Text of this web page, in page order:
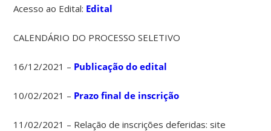
Acesso ao Edital: Edital
CALENDÁRIO DO PROCESSO SELETIVO
16/12/2021 – Publicação do edital
10/02/2021 – Prazo final de inscrição
11/02/2021 – Relação de inscrições deferidas: site